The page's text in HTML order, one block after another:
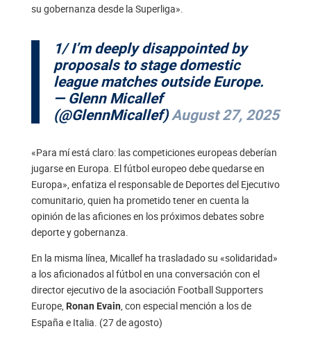
su gobernanza desde la Superliga».
1/ I’m deeply disappointed by
proposals to stage domestic
league matches outside Europe.
— Glenn Micallef
(@GlennMicallef)August 27, 2025
«Para mí está claro: las competiciones europeas deberían
jugarse en Europa. El fútbol europeo debe quedarse en
Europa», enfatiza el responsable de Deportes del Ejecutivo
comunitario, quien ha prometido tener en cuenta la
opinión de las aficiones en los próximos debates sobre
deporte y gobernanza.
En la misma línea, Micallef ha trasladado su «solidaridad»
a los aficionados al fútbol en una conversación con el
director ejecutivo de la asociación Football Supporters
Europe, Ronan Evain, con especial mención a los de
España e Italia. (27 de agosto)